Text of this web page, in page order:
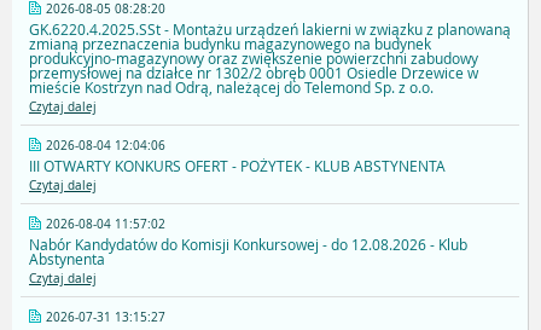
2026-08-05 08:28:20
GK.6220.4.2025.SSt - Montażu urządzeń lakierni w związku z planowaną
zmianą przeznaczenia budynku magazynowego na budynek
produkcyjno-magazynowy oraz zwiększenie powierzchni zabudowy
przemysłowej na działce nr 1302/2 obręb 0001 Osiedle Drzewice w
mieście Kostrzyn nad Odrą, należącej do Telemond Sp. z o.o.
Czytaj dalej
2026-08-04 12:04:06
III OTWARTY KONKURS OFERT - POŻYTEK - KLUB ABSTYNENTA
Czytaj dalej
2026-08-04 11:57:02
Nabór Kandydatów do Komisji Konkursowej - do 12.08.2026 - Klub
Abstynenta
Czytaj dalej
2026-07-31 13:15:27